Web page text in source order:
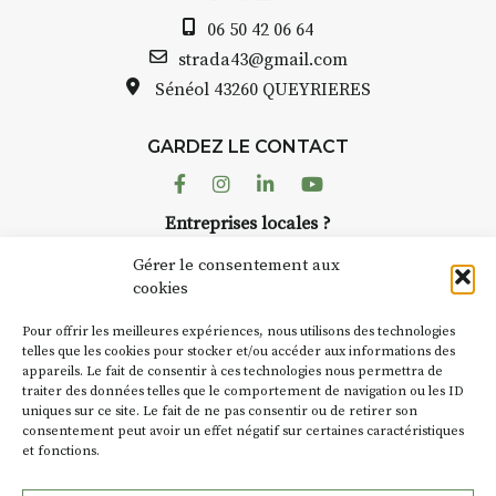
Gérer le consentement aux
cookies
Pour offrir les meilleures expériences, nous utilisons des technologies
telles que les cookies pour stocker et/ou accéder aux informations des
appareils. Le fait de consentir à ces technologies nous permettra de
traiter des données telles que le comportement de navigation ou les ID
uniques sur ce site. Le fait de ne pas consentir ou de retirer son
consentement peut avoir un effet négatif sur certaines caractéristiques
et fonctions.
Auzon…
Bernard TURLE Le Fumoir n’est
pas une galerie permanente.
AuzonToujours organise
dans le village. Des artistes et
caves, les granges d’Auzon. Le
Fumoir est l’un de ces espaces
d’autres activités culturelles de
la Petite Cité de Caractère. Par
exemple, l’installationCochon
Charbons’inscrit comme en
« off » du festival d’Auzon 2026
06 50 42 06 64
strada43@gmail.com
Sénéol 43260 QUEYRIERES
GARDEZ LE CONTACT
FacebookInstagram
LinkedinYoutube
Entreprises locales ?
Suivez toute l'actu de Strada